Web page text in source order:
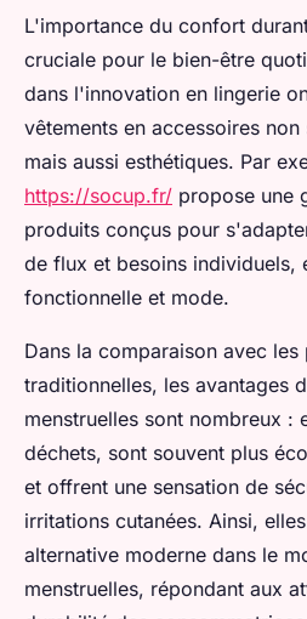
L'importance du confort
cruciale pour le bien-être
dans l'innovation en lingerie
vêtements en accessoires
mais aussi esthétiques. Par
https://socup.fr/ propose une
produits conçus pour
de flux et besoins individuels,
fonctionnelle et mode.
Dans la comparaison avec
traditionnelles, les avantages
menstruelles sont nombreux :
déchets, sont souvent plus
et offrent une sensation de
irritations cutanées. Ainsi,
alternative moderne dans le
menstruelles, répondant aux